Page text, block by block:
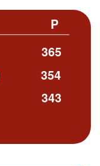
P
365
354
343